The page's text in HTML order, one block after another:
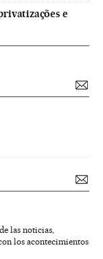
e
las noticias,
los acontecimientos